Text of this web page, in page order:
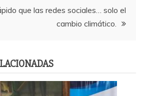
que las redes sociales… solo el
cambio climático.